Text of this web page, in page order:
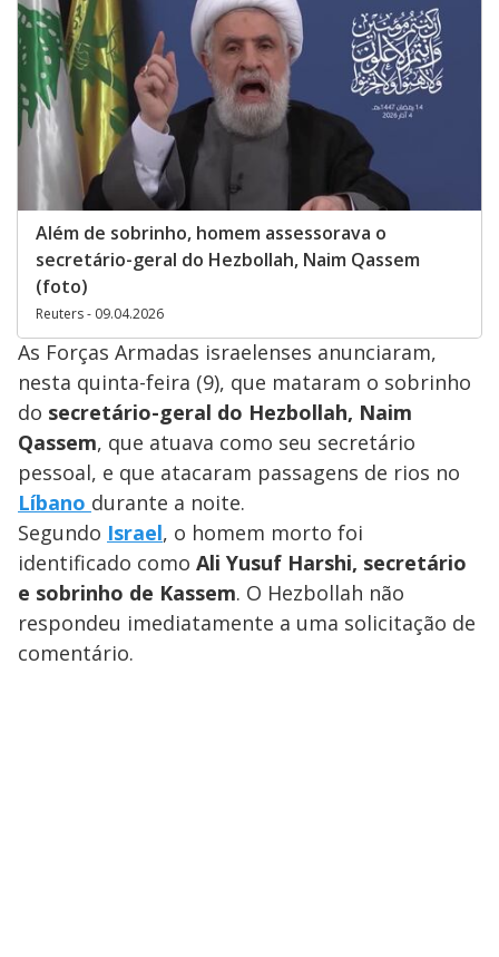
Além de sobrinho, homem assessorava o
secretário-geral do Hezbollah, Naim Qassem
(foto)
Reuters - 09.04.2026
As Forças Armadas israelenses anunciaram,
nesta quinta-feira (9), que mataram o sobrinho
do secretário-geral do Hezbollah, Naim
Qassem, que atuava como seu secretário
pessoal, e que atacaram passagens de rios no
Líbano durante a noite.
Segundo Israel, o homem morto foi
identificado como Ali Yusuf Harshi, secretário
e sobrinho de Kassem. O Hezbollah não
respondeu imediatamente a uma solicitação de
comentário.